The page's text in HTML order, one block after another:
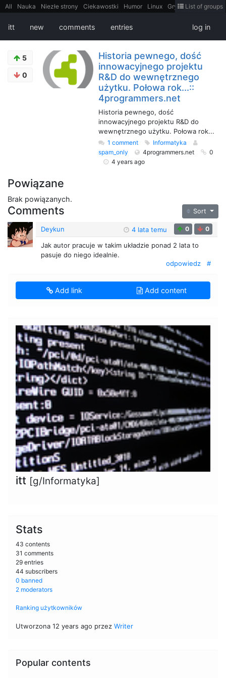
All Nauka Niezłe strony Ciekawostki Humor Linux Gry
Teh
Bezpieczeństwo
Książki Sugestie FotoHistoria
Truelolcontent
FilmyDokumentalne
gify
Cytaty Mapy Film Android itt Tradycyjne gry
List of groups
itt new comments entries log in
5
0
Historia pewnego, dość
innowacyjnego projektu
R&D do wewnętrznego
użytku. Połowa rok...::
4programmers.net
Historia pewnego, dość
innowacyjnego projektu R&D do
wewnętrznego użytku. Połowa rok...
1 comment
Informatyka
spam_only
4programmers.net
0
4 years ago
Powiązane
Brak powiązanych.
Comments Sort
Deykun 4 lata temu 0 0
Jak autor pracuje w takim układzie ponad 2 lata to
pasuje do niego idealnie.
odpowiedz
#
Add link Add content
itt [g/Informatyka]
Stats
43 contents
31 comments
29 entries
44 subscribers
0 banned
2 moderators
Ranking użytkowników
Utworzona 12 years ago przez Writer
Popular contents